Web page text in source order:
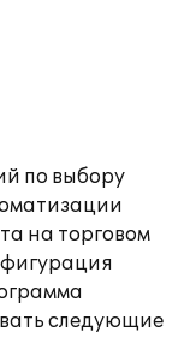
по выбору
на торговом
следующие